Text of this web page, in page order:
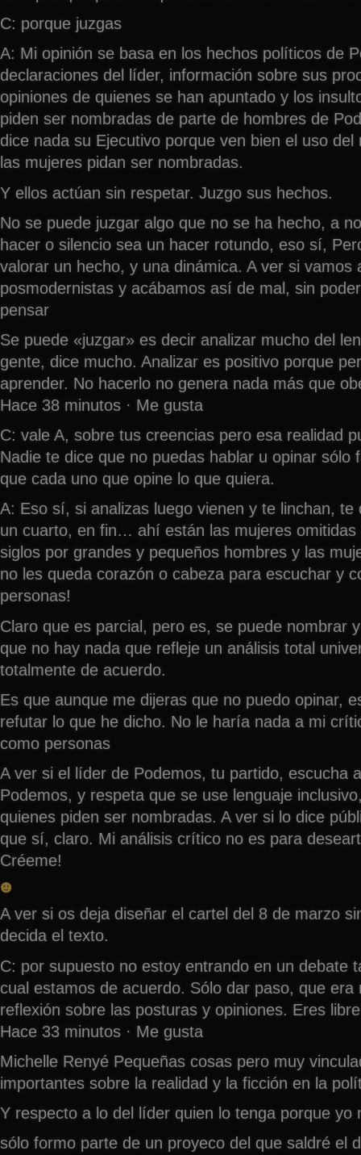
C: porque juzgas
A: Mi opinión se basa en los hechos políticos de
declaraciones del líder, información sobre sus
opiniones de quienes se han apuntado y los
piden ser nombradas de parte de hombres de
dice nada su Ejecutivo porque ven bien el uso del
las mujeres pidan ser nombradas.
Y ellos actúan sin respetar. Juzgo sus hechos.
No se puede juzgar algo que no se ha hecho, a
hacer o silencio sea un hacer rotundo, eso sí,
valorar un hecho, y una dinámica. A ver si vamos
posmodernistas y acábamos así de mal, sin
pensar
Se puede «juzgar» es decir analizar mucho del
gente, dice mucho. Analizar es positivo porque
aprender. No hacerlo no genera nada más que
Hace 38 minutos · Me gusta
C: vale A, sobre tus creencias pero esa realidad
Nadie te dice que no puedas hablar u opinar sólo
que cada uno que opine lo que quiera.
A: Eso sí, si analizas luego vienen y te linchan,
un cuarto, en fin… ahí están las mujeres omitidas
siglos por grandes y pequeños hombres y las
no les queda corazón o cabeza para escuchar y
personas!
Claro que es parcial, pero es, se puede nombrar
que no hay nada que refleje un análisis total
totalmente de acuerdo.
Es que aunque me dijeras que no puedo opinar,
refutar lo que he dicho. No le haría nada a mi
como personas
A ver si el líder de Podemos, tu partido, escucha
Podemos, y respeta que se use lenguaje
quienes piden ser nombradas. A ver si lo dice
que sí, claro. Mi análisis crítico no es para
Créeme!
A ver si os deja diseñar el cartel del 8 de marzo
decida el texto.
C: por supuesto no estoy entrando en un debate
cual estamos de acuerdo. Sólo dar paso, que era
reflexión sobre las posturas y opiniones. Eres
Hace 33 minutos · Me gusta
Michelle Renyé Pequeñas cosas pero muy
importantes sobre la realidad y la ficción en la
Y respecto a lo del líder quien lo tenga porque yo
sólo formo parte de un proyeco del que saldré el